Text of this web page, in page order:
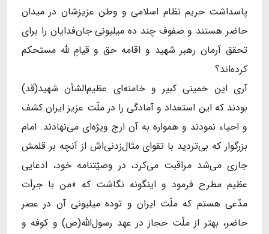
پاسداشت حریم نظام اسلامی و وطن عزیزشان در میدان
حاضر هستند و صفوف چند ده میلیونی جان‌فدایان را برای
تحقق آرمان رهبر شهید و اقامه‌ حق و قیام‌ِ لله مستحکم
کرده‌اند؟
آری این خمینی کبیر و خامنه‌ای عظیم‌الشأن شهید(قد)
بودند که این استعداد و آمادگی را در ملّت عزیز ایران کشف
و احیاء نمودند و همواره به آن ارج ویژه‌ای می‌نهادند. امام
بزرگوار که بی‌تردید با تقوای مثال‌زدنی‌اش از آنچه بر قلمش
جاری می‌شد مراقبت می‌کرد، در وصیّتنامه‌ خود، ادعایی
عظیم مطرح فرمود و اینگونه نگاشت که «من با جرأت
مدّعی هستم که ملّت ایران و توده‌ میلیونی آن در عصر
حاضر، بهتر از ملّت حجاز در عهد رسول‌الله(ص) و کوفه و